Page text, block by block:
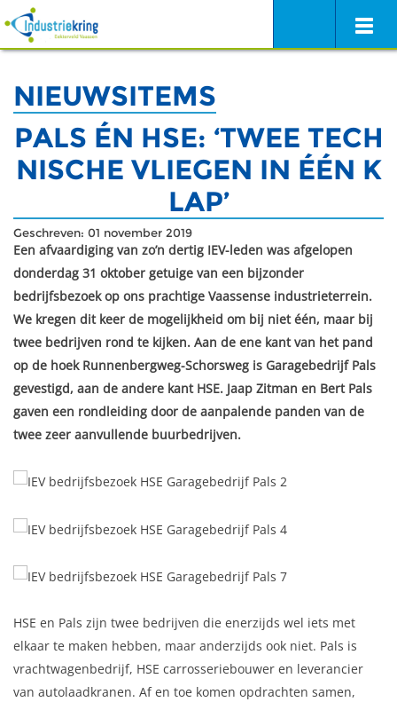
NIEUWSITEMS
PALS ÉN HSE: ‘TWEE TECH
NISCHE VLIEGEN IN ÉÉN K
LAP’
Geschreven: 01 november 2019
Een afvaardiging van zo’n dertig IEV-leden was afgelopen
donderdag 31 oktober getuige van een bijzonder
bedrijfsbezoek op ons prachtige Vaassense industrieterrein.
We kregen dit keer de mogelijkheid om bij niet één, maar bij
twee bedrijven rond te kijken. Aan de ene kant van het pand
op de hoek Runnenbergweg-Schorsweg is Garagebedrijf Pals
gevestigd, aan de andere kant HSE. Jaap Zitman en Bert Pals
gaven een rondleiding door de aanpalende panden van de
twee zeer aanvullende buurbedrijven.
HSE en Pals zijn twee bedrijven die enerzijds wel iets met
elkaar te maken hebben, maar anderzijds ook niet. Pals is
vrachtwagenbedrijf, HSE carrosseriebouwer en leverancier
van autolaadkranen. Af en toe komen opdrachten samen,